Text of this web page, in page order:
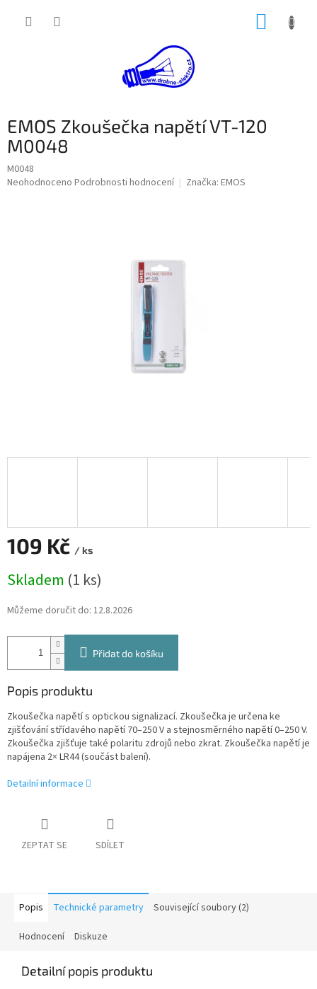
EMOS Zkoušečka napětí VT-120
M0048
M0048
Průměrné
Neohodnoceno Podrobnosti hodnocení Značka: EMOS
109 Kč / ks
cena:
Skladem (1 ks)
Můžeme doručit do: 12.8.2026
Přidat do košíku
Popis produktu
Zkoušečka napětí s optickou signalizací. Zkoušečka je určena ke
zjišťování střídavého napětí 70–250 V a stejnosměrného napětí 0–250 V.
Zkoušečka zjišťuje také polaritu zdrojů nebo zkrat. Zkoušečka napětí je
napájena 2× LR44 (součást balení).
Detailní informace
ZEPTAT SE SDÍLET
Popis Technické parametry Související soubory (2)
Hodnocení Diskuze
Detailní popis produktu